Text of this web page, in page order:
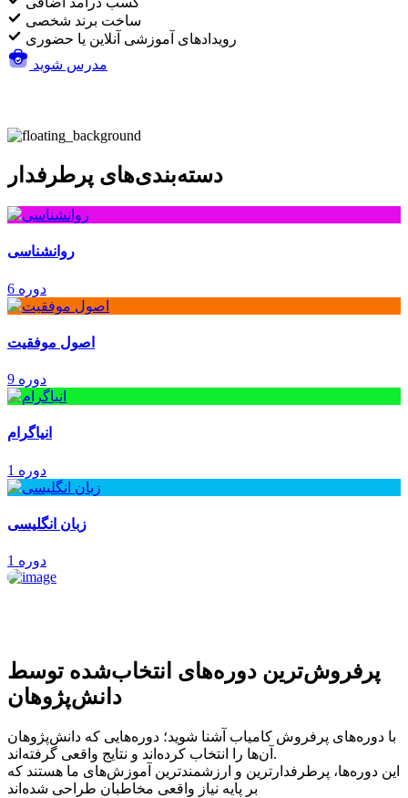
ساخت برند شخصی
رویدادهای آموزشی آنلاین یا حضوری
مدرس شوید
دسته‌بندی‌های پرطرفدار
روانشناسی
6 دوره
اصول موفقیت
9 دوره
انیاگرام
1 دوره
زبان انگلیسی
1 دوره
پرفروش‌ترین‌ دوره‌های انتخاب‌شده توسط
دانش‌پژوهان
با دوره‌های پرفروش کامیاب آشنا شوید؛ دوره‌هایی که دانش‌پژوهان
آن‌ها را انتخاب کرده‌اند و نتایج واقعی گرفته‌اند.
این دوره‌ها، پرطرفدارترین و ارزشمندترین آموزش‌های ما هستند که
بر پایه نیاز واقعی مخاطبان طراحی شده‌اند